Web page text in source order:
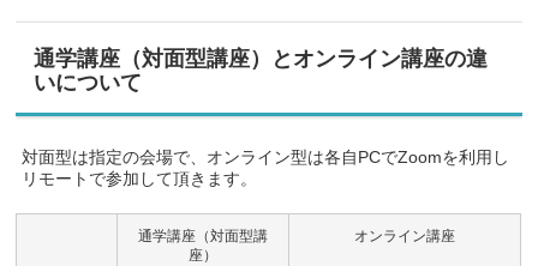
通学講座（対面型講座）とオンライン講座の違
いについて
対面型は指定の会場で、オンライン型は各自PCでZoomを利用し
リモートで参加して頂きます。
通学講座（対面型講
座）
オンライン講座